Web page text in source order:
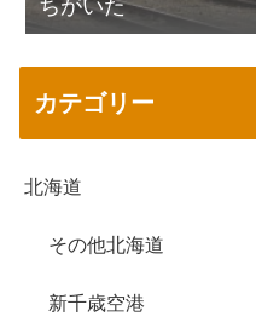
ちがいた
カテゴリー
北海道
その他北海道
新千歳空港